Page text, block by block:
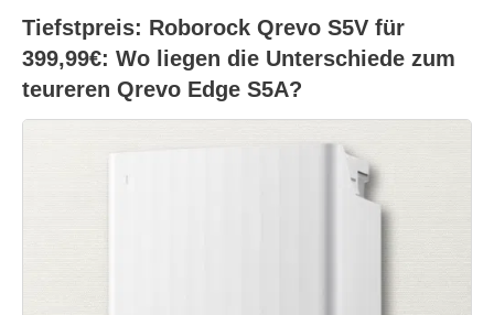
Tiefstpreis: Roborock Qrevo S5V für
399,99€: Wo liegen die Unterschiede zum
teureren Qrevo Edge S5A?